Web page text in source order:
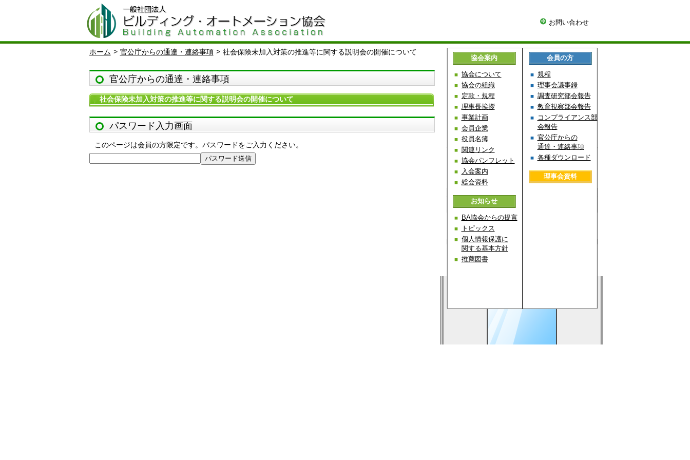
お問い合わせ
ホーム > 官公庁からの通達・連絡事項 > 社会保険未加入対策の推進等に関する説明会の開催について
官公庁からの通達・連絡事項
社会保険未加入対策の推進等に関する説明会の開催について
パスワード入力画面
このページは会員の方限定です。パスワードをご入力ください。
協会案内
協会について
協会の組織
定款・規程
理事長挨拶
事業計画
会員企業
役員名簿
関連リンク
協会パンフレット
入会案内
総会資料
お知らせ
BA協会からの提言
トピックス
個人情報保護に
関する基本方針
推薦図書
会員の方
規程
理事会議事録
調査研究部会報告
教育視察部会報告
コンプライアンス部
会報告
官公庁からの
通達・連絡事項
各種ダウンロード
理事会資料